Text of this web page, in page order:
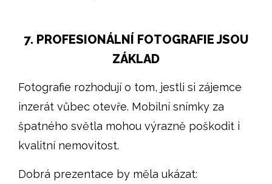
7. PROFESIONÁLNÍ FOTOGRAFIE JSOU
ZÁKLAD
Fotografie rozhodují o tom, jestli si zájemce
inzerát vůbec otevře. Mobilní snímky za
špatného světla mohou výrazně poškodit i
kvalitní nemovitost.
Dobrá prezentace by měla ukázat: